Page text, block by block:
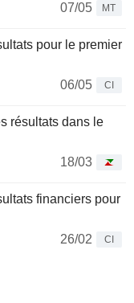
07/05
MT
pour le premier
06/05
CI
résultats dans le
18/03
financiers pour
26/02
CI